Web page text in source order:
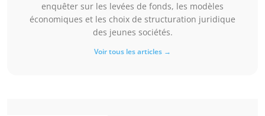
enquêter sur les levées de fonds, les modèles
économiques et les choix de structuration juridique
des jeunes sociétés.
Voir tous les articles →